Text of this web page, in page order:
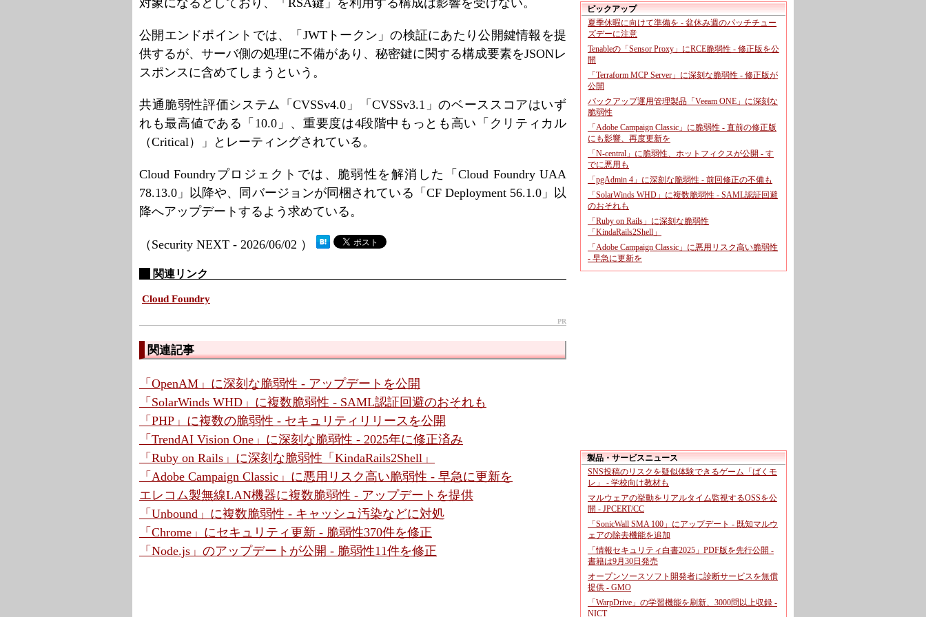
対象になるとしており、「RSA鍵」を利用する構成は影響を受けない。
公開エンドポイントでは、「JWTトークン」の検証にあたり公開鍵情報を提
供するが、サーバ側の処理に不備があり、秘密鍵に関する構成要素をJSONレ
スポンスに含めてしまうという。
共通脆弱性評価システム「CVSSv4.0」「CVSSv3.1」のベーススコアはいず
れも最高値である「10.0」、重要度は4段階中もっとも高い「クリティカル
（Critical）」とレーティングされている。
Cloud Foundryプロジェクトでは、脆弱性を解消した「Cloud Foundry UAA
78.13.0」以降や、同バージョンが同梱されている「CF Deployment 56.1.0」以
降へアップデートするよう求めている。
（Security NEXT - 2026/06/02 ）
関連リンク
Cloud Foundry
PR
関連記事
「OpenAM」に深刻な脆弱性 - アップデートを公開
「SolarWinds WHD」に複数脆弱性 - SAML認証回避のおそれも
「PHP」に複数の脆弱性 - セキュリティリリースを公開
「TrendAI Vision One」に深刻な脆弱性 - 2025年に修正済み
「Ruby on Rails」に深刻な脆弱性「KindaRails2Shell」
「Adobe Campaign Classic」に悪用リスク高い脆弱性 - 早急に更新を
エレコム製無線LAN機器に複数脆弱性 - アップデートを提供
「Unbound」に複数脆弱性 - キャッシュ汚染などに対処
「Chrome」にセキュリティ更新 - 脆弱性370件を修正
「Node.js」のアップデートが公開 - 脆弱性11件を修正
ピックアップ
夏季休暇に向けて準備を - 盆休み週のパッチチュー
ズデーに注意
Tenableの「Sensor Proxy」にRCE脆弱性 - 修正版を公
開
「Terraform MCP Server」に深刻な脆弱性 - 修正版が
公開
バックアップ運用管理製品「Veeam ONE」に深刻な
脆弱性
「Adobe Campaign Classic」に脆弱性 - 直前の修正版
にも影響、再度更新を
「N-central」に脆弱性、ホットフィクスが公開 - す
でに悪用も
「pgAdmin 4」に深刻な脆弱性 - 前回修正の不備も
「SolarWinds WHD」に複数脆弱性 - SAML認証回避
のおそれも
「Ruby on Rails」に深刻な脆弱性
「KindaRails2Shell」
「Adobe Campaign Classic」に悪用リスク高い脆弱性
- 早急に更新を
製品・サービスニュース
SNS投稿のリスクを疑似体験できるゲーム「ばくモ
レ」 - 学校向け教材も
マルウェアの挙動をリアルタイム監視するOSSを公
開 - JPCERT/CC
「SonicWall SMA 100」にアップデート - 既知マルウ
ェアの除去機能を追加
「情報セキュリティ白書2025」PDF版を先行公開 -
書籍は9月30日発売
オープンソースソフト開発者に診断サービスを無償
提供 - GMO
「WarpDrive」の学習機能を刷新、3000問以上収録 -
NICT